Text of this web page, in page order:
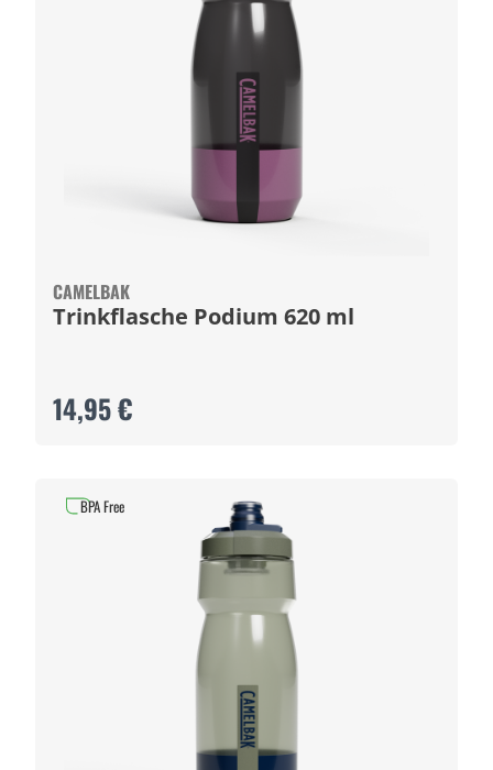
CAMELBAK
Trinkflasche Podium 620 ml
14,95 €
BPA Free